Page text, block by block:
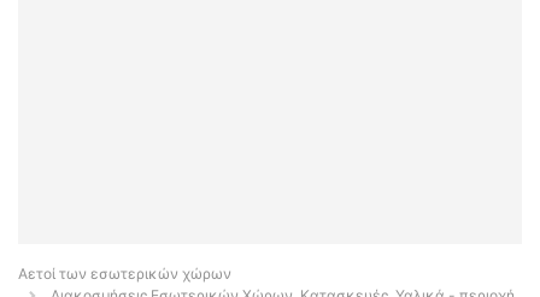
Αετοί των εσωτερικών χώρων